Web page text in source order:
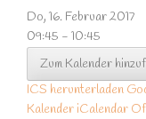
Do, 16. Februar 2017
09:45 - 10:45
Zum Kalender
ICS herunterladen
Kalender iCalendar